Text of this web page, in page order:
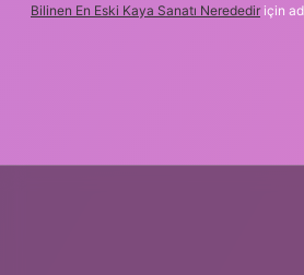
Bilinen En Eski Kaya Sanatı Nerededir için